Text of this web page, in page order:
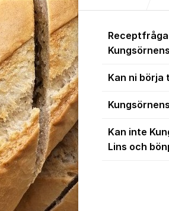
Kan ni börja
Kan inte
Lins och